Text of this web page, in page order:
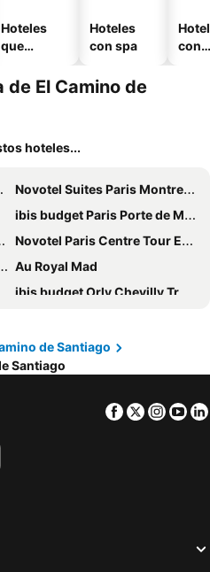
Hoteles
que
mascotas
Hoteles
con spa
con
El Camino de
hoteles...
Novotel Suites Paris Montreuil Vincennes
ibis budget Paris Porte de Montmartre
Novotel Paris Centre Tour Eiffel
Au Royal Mad
ibis budget Orly Chevilly Tram 7
ibis Paris 17 Clichy-Batignolles
Hotel Avenir Jonquiere
St Christopher's Inn Paris - Gare du Nord
de Santiago
Santiago
Facebook
Twitter